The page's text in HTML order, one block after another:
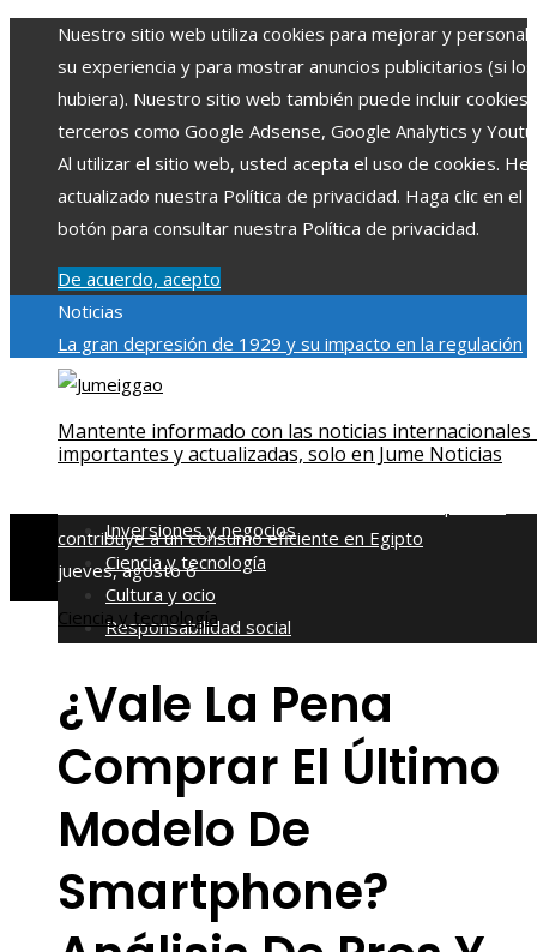
Nuestro sitio web utiliza cookies para mejorar y
su experiencia y para mostrar anuncios publicitarios (si los
hubiera). Nuestro sitio web también puede incluir cookies
terceros como Google Adsense, Google Analytics y
Al utilizar el sitio web, usted acepta el uso de cookies.
actualizado nuestra Política de privacidad. Haga clic en el
botón para consultar nuestra Política de privacidad.
De acuerdo, acepto
Noticias
La gran depresión de 1929 y su impacto en la regulación
bancariaLas 15 exploraciones espaciales que ampliaron
individuales más grandes y su impacto en la ciencia y
tecnología
Modelos de desarrollo sostenible basados en
contribuye a un consumo eficiente en Egipto
jueves, agosto 6
Mantente informado con las noticias internacionales
importantes y actualizadas, solo en Jume Noticias
Inversiones y negocios
Ciencia y tecnología
Cultura y ocio
Responsabilidad social
Ciencia y tecnología
¿Vale La Pena
Comprar El Último
Modelo De
Smartphone?